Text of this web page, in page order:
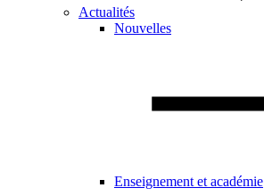
Actualités
Nouvelles
Enseignement et académie